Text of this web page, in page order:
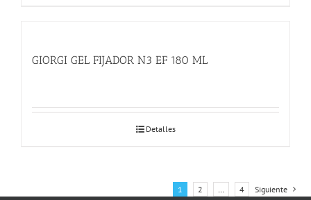
GIORGI GEL FIJADOR N3 EF 180 ML
Detalles
1 2 4 Siguiente